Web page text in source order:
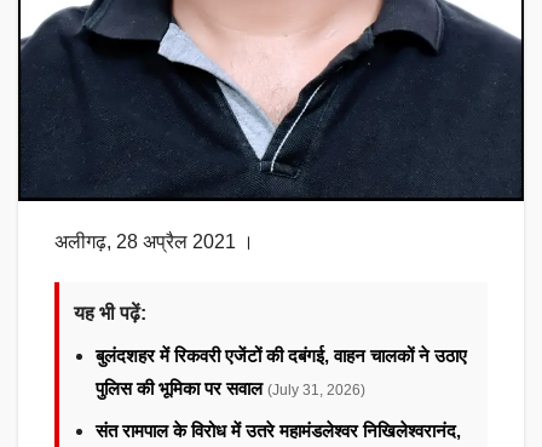
अलीगढ़, 28 अप्रैल 2021 ।
यह भी पढ़ें:
बुलंदशहर में रिकवरी एजेंटों की दबंगई, वाहन चालकों ने उठाए
पुलिस की भूमिका पर सवाल (July 31, 2026)
संत रामपाल के विरोध में उतरे महामंडलेश्वर निखिलेश्वरानंद,